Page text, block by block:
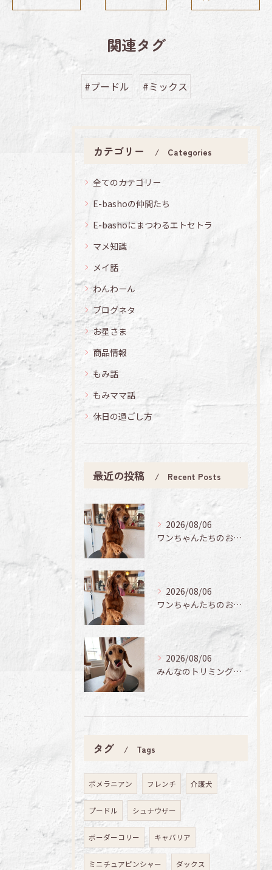
関連タグ
#プードル #ミックス
カテゴリー Categories
全てのカテゴリー
E-bashoの仲間たち
E-bashoにまつわるエトセトラ
マメ知識
メイ話
わんわーん
ブログネタ
お星さま
商品情報
もみ話
もみママ話
休日の過ごし方
最近の投稿 Recent Posts
2026/08/06
ワンちゃんたちのお手入れ日記🐶✨
2026/08/06
ワンちゃんたちのお手入れ日記🐶✨
2026/08/06
みんなのトリミング日記🌟
タグ Tags
ポメラニアン フレンチ 介護犬
プードル シュナウザー
ボーダーコリー キャバリア
ミニチュアピンシャー ダックス